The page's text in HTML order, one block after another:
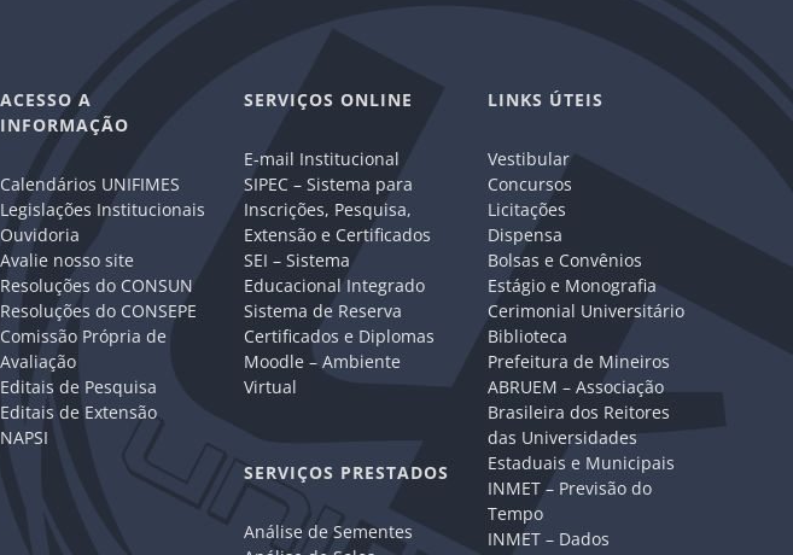
ACESSO A
INFORMAÇÃO
Calendários UNIFIMES
Legislações Institucionais
Ouvidoria
Avalie nosso site
Resoluções do CONSUN
Resoluções do CONSEPE
Comissão Própria de
Avaliação
Editais de Pesquisa
Editais de Extensão
NAPSI
SERVIÇOS ONLINE
E-mail Institucional
SIPEC – Sistema para
Inscrições, Pesquisa,
Extensão e Certificados
SEI – Sistema
Educacional Integrado
Sistema de Reserva
Certificados e Diplomas
Moodle – Ambiente
Virtual
SERVIÇOS PRESTADOS
Análise de Sementes
LINKS ÚTEIS
Vestibular
Concursos
Licitações
Dispensa
Bolsas e Convênios
Estágio e Monografia
Cerimonial Universitário
Biblioteca
Prefeitura de Mineiros
ABRUEM – Associação
Brasileira dos Reitores
das Universidades
Estaduais e Municipais
INMET – Previsão do
Tempo
INMET – Dados